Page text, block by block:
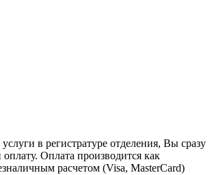
в регистратуре отделения, Вы сразу
Оплата производится как
расчетом (Visa, MasterCard)